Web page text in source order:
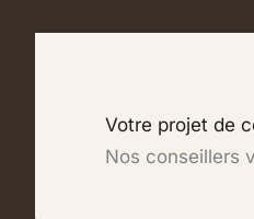
une
saisirVotre projet de
Nos conseillers